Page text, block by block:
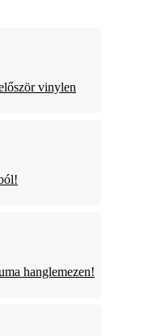
vinylen
hanglemezen!